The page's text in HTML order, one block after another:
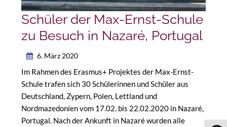
Schüler der Max-Ernst-Schule
zu Besuch in Nazaré, Portugal
6. März 2020
Im Rahmen des Erasmus+ Projektes der Max-Ernst-
Schule trafen sich 30 Schülerinnen und Schüler aus
Deutschland, Zypern, Polen, Lettland und
Nordmazedonien vom 17.02. bis 22.02.2020 in Nazaré,
Portugal. Nach der Ankunft in Nazaré wurden alle